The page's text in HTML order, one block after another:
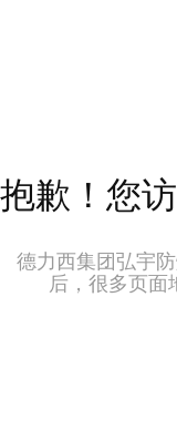
抱歉！您
德力西集团弘宇
后，很多页面